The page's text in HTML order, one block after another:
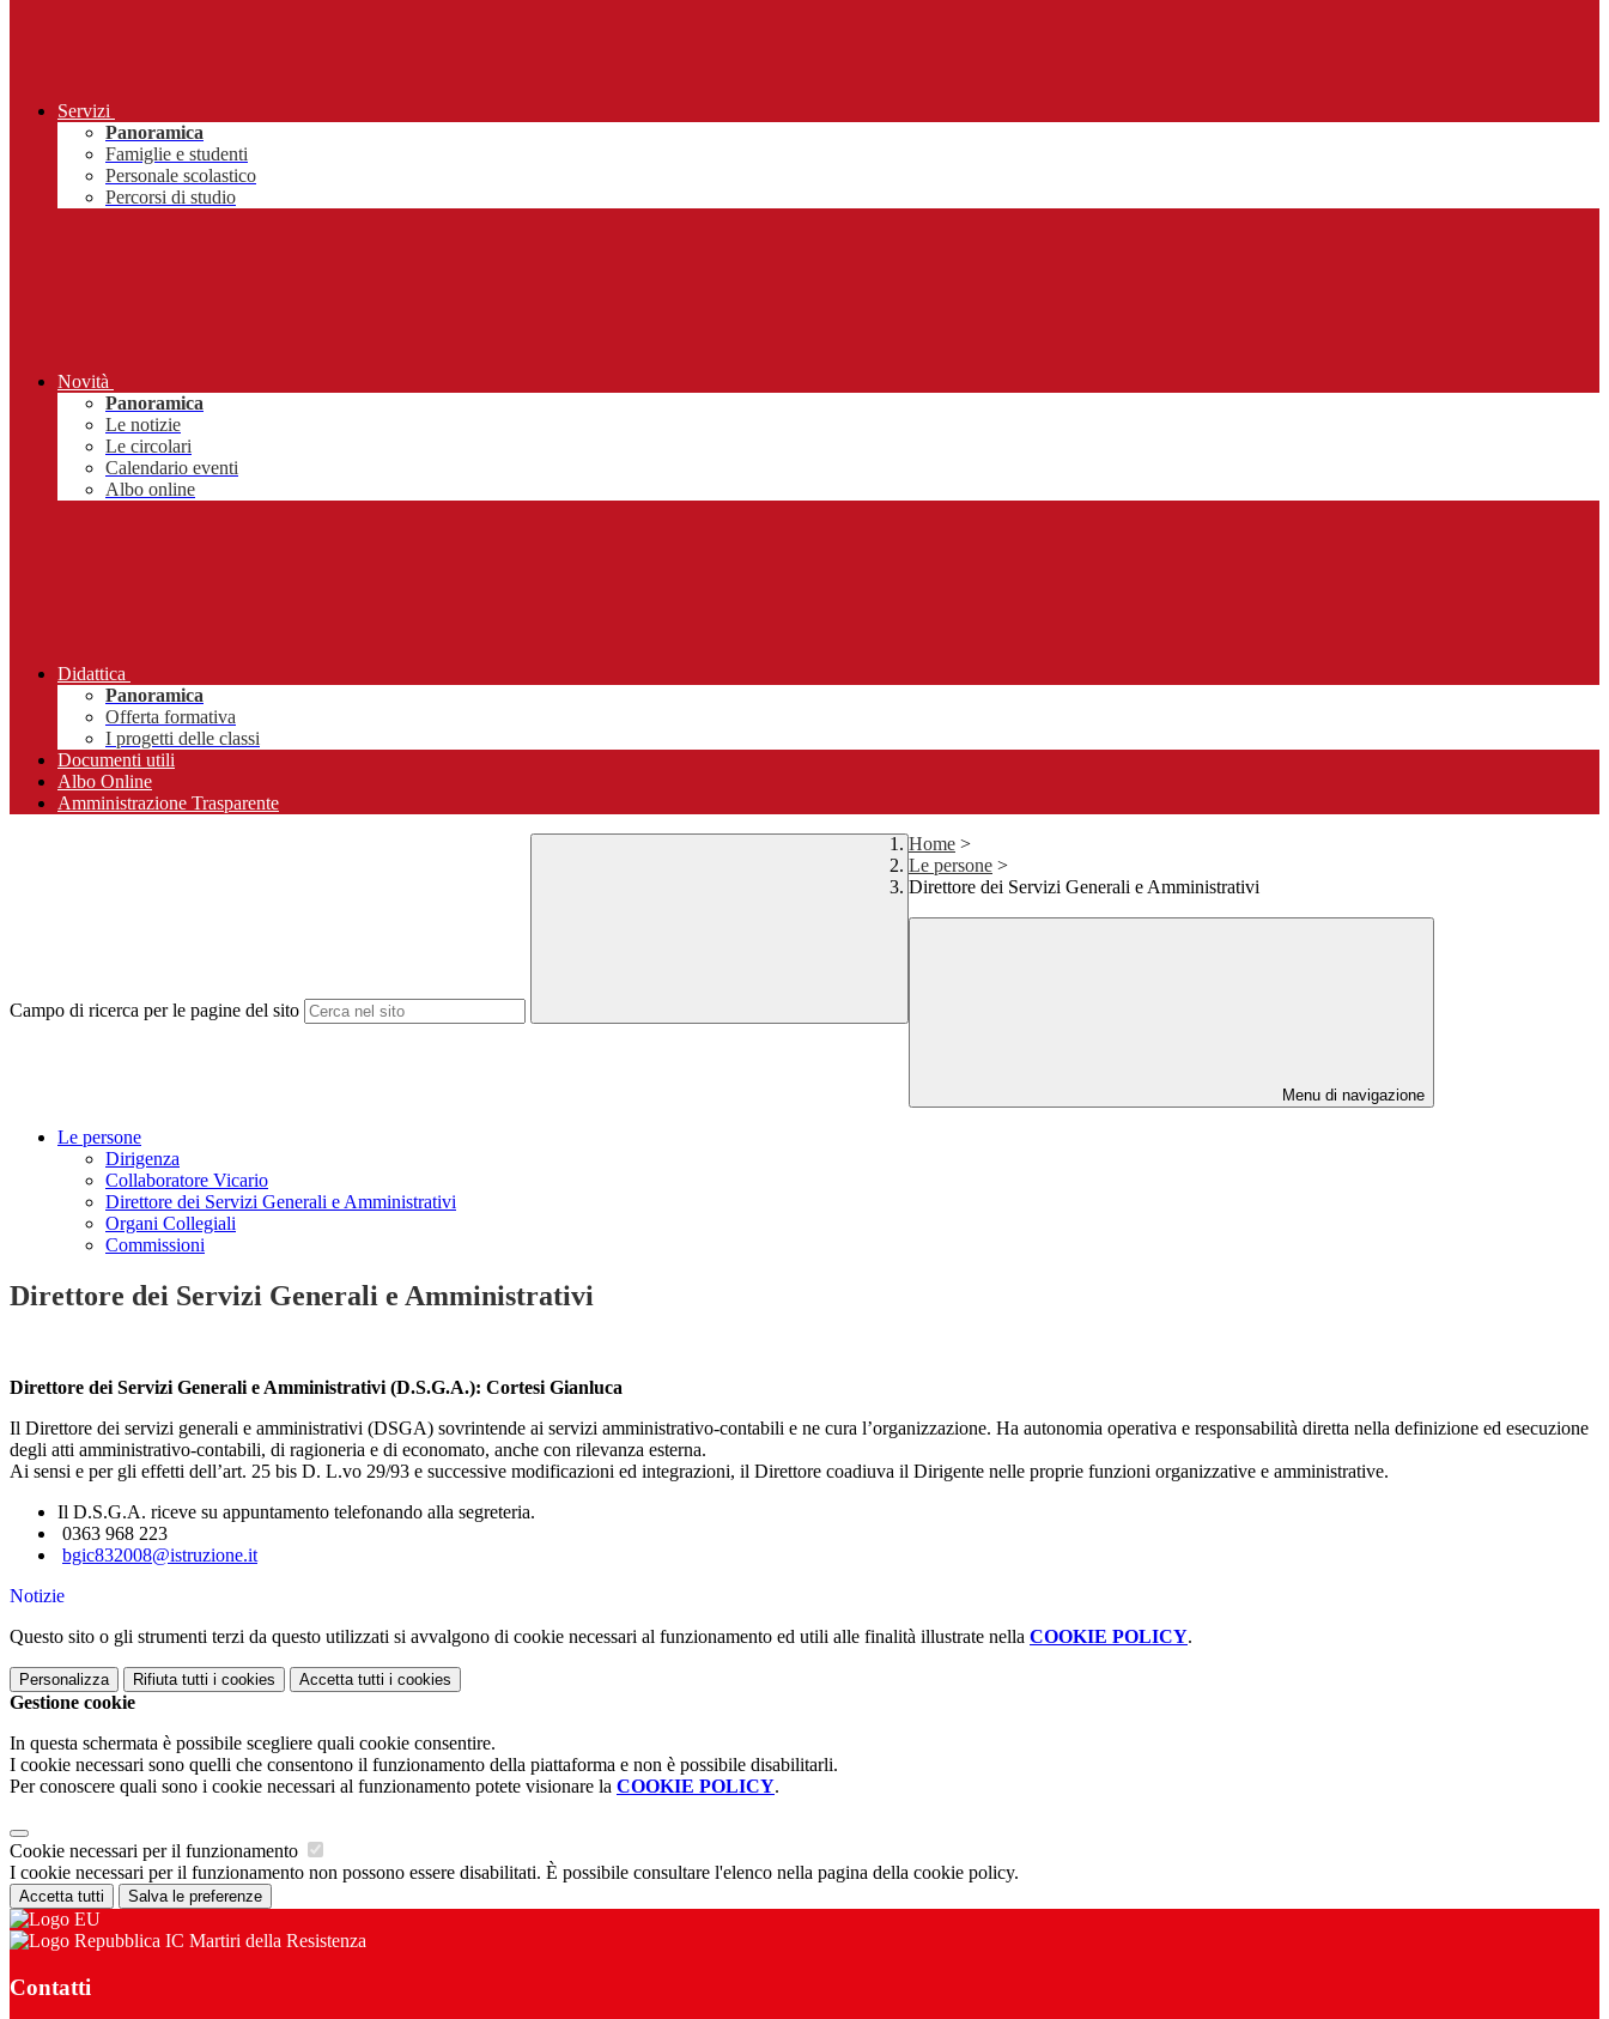
Servizi
Panoramica
Famiglie e studenti
Personale scolastico
Percorsi di studio
Novità
Panoramica
Le notizie
Le circolari
Calendario eventi
Albo online
Didattica
Panoramica
Offerta formativa
I progetti delle classi
Documenti utili
Albo Online
Amministrazione Trasparente
Campo di ricerca per le pagine del sito
Home >
Le persone >
Direttore dei Servizi Generali e Amministrativi
Menu di navigazione
Le persone
Dirigenza
Collaboratore Vicario
Direttore dei Servizi Generali e Amministrativi
Organi Collegiali
Commissioni
Direttore dei Servizi Generali e Amministrativi
Direttore dei Servizi Generali e Amministrativi (D.S.G.A.): Cortesi Gianluca
Il Direttore dei servizi generali e amministrativi (DSGA) sovrintende ai servizi amministrativo-contabili e ne cura l’organizzazione. Ha autonomia operativa e responsabilità diretta nella definizione ed esecuzione
degli atti amministrativo-contabili, di ragioneria e di economato, anche con rilevanza esterna.
Ai sensi e per gli effetti dell’art. 25 bis D. L.vo 29/93 e successive modificazioni ed integrazioni, il Direttore coadiuva il Dirigente nelle proprie funzioni organizzative e amministrative.
Il D.S.G.A. riceve su appuntamento telefonando alla segreteria.
0363 968 223
bgic832008@istruzione.it
Notizie
Questo sito o gli strumenti terzi da questo utilizzati si avvalgono di cookie necessari al funzionamento ed utili alle finalità illustrate nella COOKIE POLICY.
Personalizza Rifiuta tutti i cookies Accetta tutti i cookies
Gestione cookie
In questa schermata è possibile scegliere quali cookie consentire.
I cookie necessari sono quelli che consentono il funzionamento della piattaforma e non è possibile disabilitarli.
Per conoscere quali sono i cookie necessari al funzionamento potete visionare la COOKIE POLICY.
Cookie necessari per il funzionamento
I cookie necessari per il funzionamento non possono essere disabilitati. È possibile consultare l'elenco nella pagina della cookie policy.
Accetta tutti Salva le preferenze
IC Martiri della Resistenza
Contatti